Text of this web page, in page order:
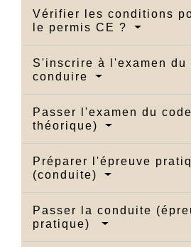
Vérifier les conditions
le permis CE ?
S'inscrire à l'examen du
conduire
Passer l'examen du
théorique)
Préparer l'épreuve
(conduite)
Passer la conduite
pratique)